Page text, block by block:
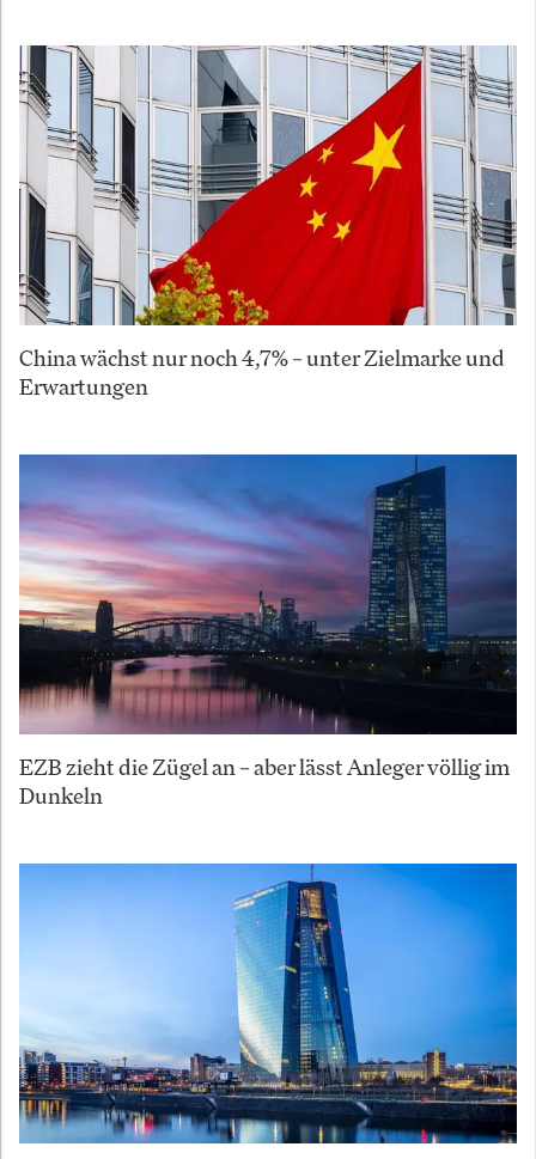
China wächst nur noch 4,7% – unter Zielmarke und
Erwartungen
EZB zieht die Zügel an – aber lässt Anleger völlig im
Dunkeln